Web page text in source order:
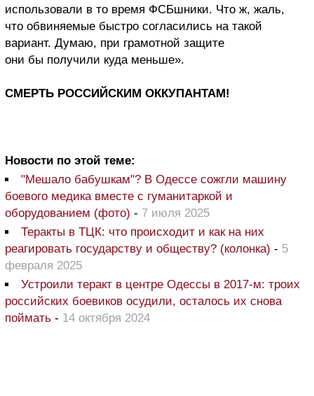
использовали в то время ФСБшники. Что ж, жаль,
что обвиняемые быстро согласились на такой
вариант. Думаю, при грамотной защите
они бы получили куда меньше».
СМЕРТЬ РОССИЙСКИМ ОККУПАНТАМ!
Новости по этой теме:
"Мешало бабушкам"? В Одессе сожгли машину
боевого медика вместе с гуманитаркой и
оборудованием (фото) - 7 июля 2025
Теракты в ТЦК: что происходит и как на них
реагировать государству и обществу? (колонка) - 5
февраля 2025
Устроили теракт в центре Одессы в 2017-м: троих
российских боевиков осудили, осталось их снова
поймать - 14 октября 2024